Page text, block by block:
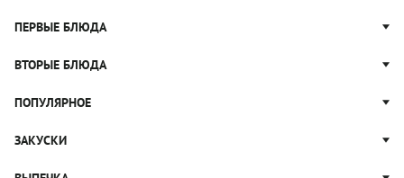
Рецепты с грибами
Яблочные пироги
Блюда из тыквы
Простые салаты
Салат Цезарь
Салат Нисуаз
Крабовый салат
ПЕРВЫЕ БЛЮДА
Щи
Рассольник
Гороховый суп
ВТОРЫЕ БЛЮДА
Котлеты
Пельмени
Вареники
ПОПУЛЯРНОЕ
Пицца
ЗАКУСКИ
Жюльен